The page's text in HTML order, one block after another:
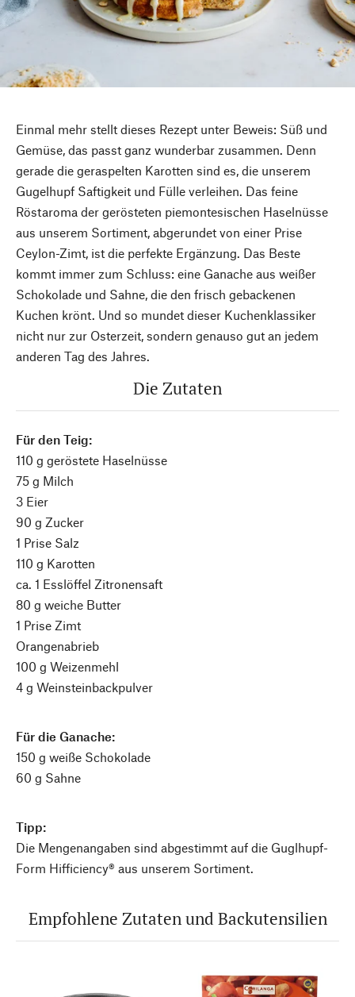
Einmal mehr stellt dieses Rezept unter Beweis: Süß und
Gemüse, das passt ganz wunderbar zusammen. Denn
gerade die geraspelten Karotten sind es, die unserem
Gugelhupf Saftigkeit und Fülle verleihen. Das feine
Röstaroma der gerösteten piemontesischen Haselnüsse
aus unserem Sortiment, abgerundet von einer Prise
Ceylon-Zimt, ist die perfekte Ergänzung. Das Beste
kommt immer zum Schluss: eine Ganache aus weißer
Schokolade und Sahne, die den frisch gebackenen
Kuchen krönt. Und so mundet dieser Kuchenklassiker
nicht nur zur Osterzeit, sondern genauso gut an jedem
anderen Tag des Jahres.
Die Zutaten
Für den Teig:
110 g geröstete Haselnüsse
75 g Milch
3 Eier
90 g Zucker
1 Prise Salz
110 g Karotten
ca. 1 Esslöffel Zitronensaft
80 g weiche Butter
1 Prise Zimt
Orangenabrieb
100 g Weizenmehl
4 g Weinsteinbackpulver
Für die Ganache:
150 g weiße Schokolade
60 g Sahne
Tipp:
Die Mengenangaben sind abgestimmt auf die Guglhupf-
Form Hifficiency® aus unserem Sortiment.
Empfohlene Zutaten und Backutensilien